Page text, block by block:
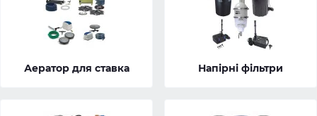
Аератор для ставка Напірні фільтри